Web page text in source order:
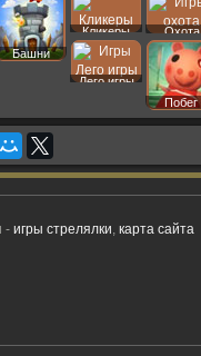
Башни
Кликеры Охота
Лего игры
Побег
- игры стрелялки, карта сайта